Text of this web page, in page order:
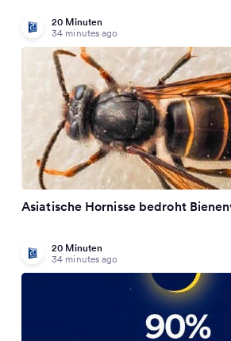
20 Minuten
34 minutes ago
Asiatische Hornisse bedroht
20 Minuten
34 minutes ago